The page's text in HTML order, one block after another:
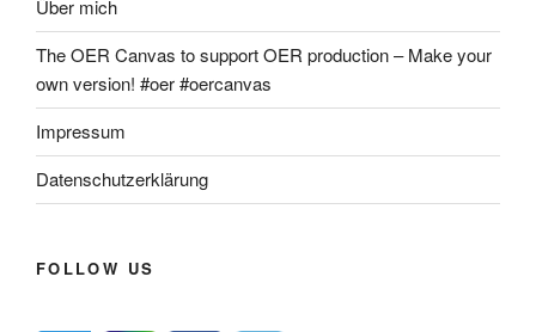
Über mich
The OER Canvas to support OER production – Make your
own version! #oer #oercanvas
Impressum
Datenschutzerklärung
FOLLOW US